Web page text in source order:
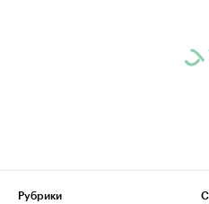
Рубрики